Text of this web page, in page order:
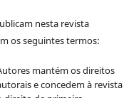
nesta revista
os seguintes termos:
mantém os direitos
e concedem à revista